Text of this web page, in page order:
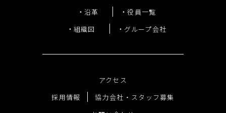
沿革
役員一覧
組織図
グループ会社
アクセス
採用情報
協力会社・スタッフ募集